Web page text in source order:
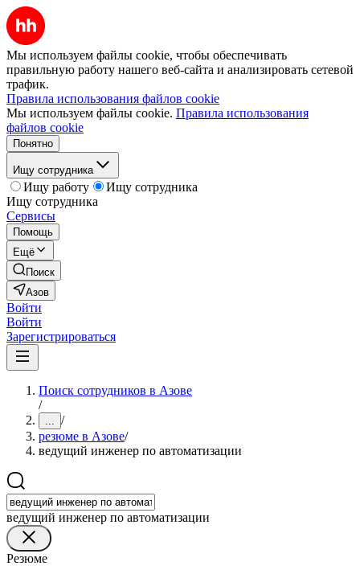
Мы используем файлы cookie, чтобы обеспечивать
правильную работу нашего веб-сайта и анализировать сетевой
трафик.
Правила использования файлов cookie
Мы используем файлы cookie. Правила использования
файлов cookie
Понятно
Ищу сотрудника
Ищу работу
Ищу сотрудника
Ищу сотрудника
Сервисы
Помощь
Ещё
Поиск
Азов
Войти
Войти
Зарегистрироваться
Поиск сотрудников в Азове
/
... /
резюме в Азове/
ведущий инженер по автоматизации
ведущий инженер по автоматизации
Резюме